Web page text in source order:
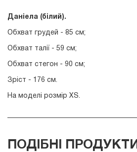
Даніела (білий ).
Обхват грудей - 85 см;
Обхват талії - 59 см;
Обхват стегон - 90 см;
Зріст - 176 см.
На моделі розмір ХS.
ПОДІБНІ ПРОДУКТИ